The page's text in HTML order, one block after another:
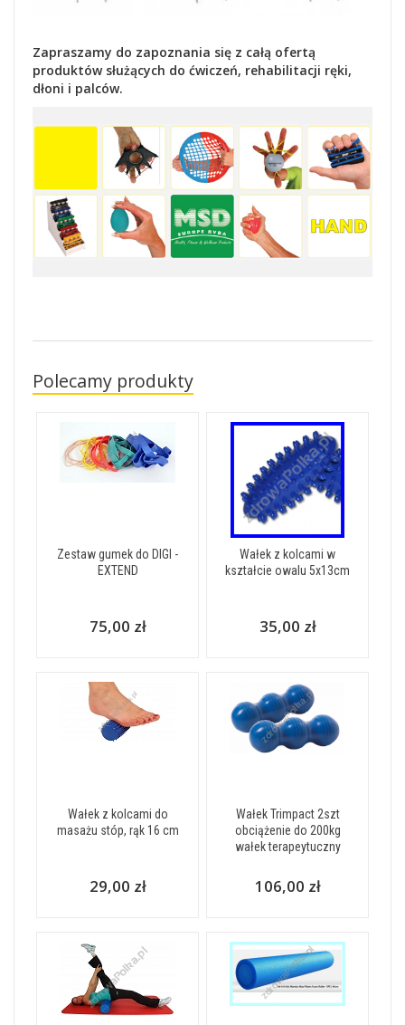
Zapraszamy do zapoznania się z całą ofertą
produktów służących do ćwiczeń, rehabilitacji ręki,
dłoni i palców.
Polecamy produkty
Zestaw gumek do DIGI -
EXTEND
75,00 zł
Wałek z kolcami w
kształcie owalu 5x13cm
35,00 zł
Wałek z kolcami do
masażu stóp, rąk 16 cm
29,00 zł
Wałek Trimpact 2szt
obciążenie do 200kg
wałek terapeytuczny
106,00 zł